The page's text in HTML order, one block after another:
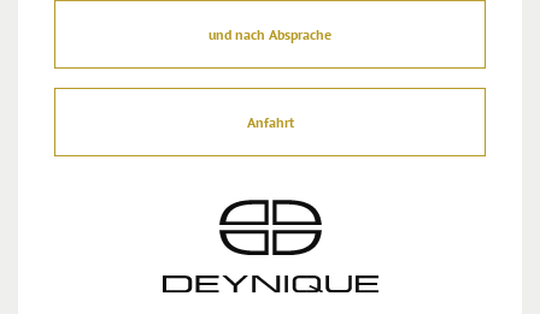
und nach Absprache
Anfahrt